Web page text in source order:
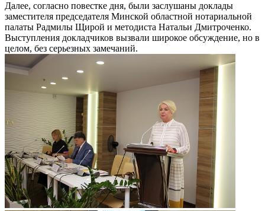
Далее, согласно повестке дня, были заслушаны доклады
заместителя председателя Минской областной нотариальной
палаты Радмилы Щирой и методиста Натальи Дмитроченко.
Выступления докладчиков вызвали широкое обсуждение, но в
целом, без серьезных замечаний.